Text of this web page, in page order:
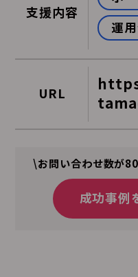
支援内容
運
URL
\お問い合わせ数が
成功事例